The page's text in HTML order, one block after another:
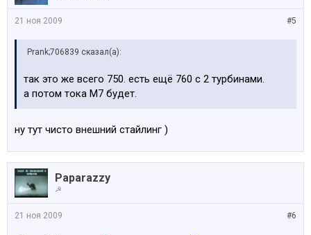
#5
21 ноя 2009
Prank;706839 сказал(а):
так это же всего 750. есть ещё 760 с 2 турбинами.
а потом тока М7 будет.
ну тут чисто внешний стайлинг )
Paparazzy
☭
#6
21 ноя 2009